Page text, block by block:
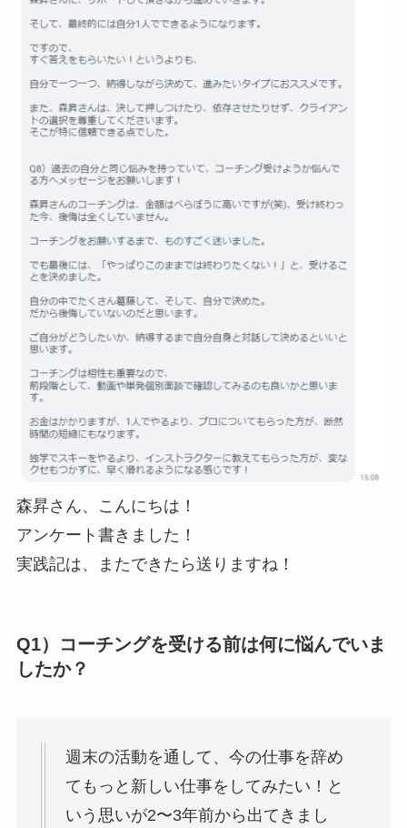
森昇さん、こんにちは！
アンケート書きました！
実践記は、またできたら送りますね！
Q1）コーチングを受ける前は何に悩んでいま
したか？
週末の活動を通して、今の仕事を辞め
てもっと新しい仕事をしてみたい！と
いう思いが2〜3年前から出てきまし